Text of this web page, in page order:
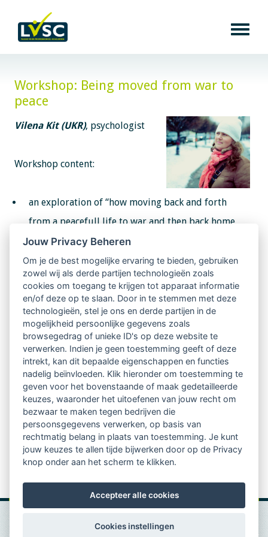
Workshop: Being moved from war to
peace
Vilena Kit (UKR), psychologist
Workshop content:
an exploration of “how moving back and forth
from a peacefull life to war and then back home
again”. Despite the change of personality, life must
go on.
our role of counselors/coaches.
sharing an experience of coaching ex-combatants,
who are no professional military, but went to war
as common workers. Who return after being
soldiers (or commanders) for a certain term in
their companies, professions and occupations to
continue a peaceful life.
sharing with colleagues how people can change
after they came into contact with extreme
conditions and how to make these changes ‘useful’.
Jouw Privacy Beheren
Om je de best mogelijke ervaring te bieden, gebruiken
zowel wij als derde partijen technologieën zoals
cookies om toegang te krijgen tot apparaat informatie
en/of deze op te slaan. Door in te stemmen met deze
technologieën, stel je ons en derde partijen in de
mogelijkheid persoonlijke gegevens zoals
browsegedrag of unieke ID's op deze website te
verwerken. Indien je geen toestemming geeft of deze
intrekt, kan dit bepaalde eigenschappen en functies
nadelig beïnvloeden. Klik hieronder om toestemming te
geven voor het bovenstaande of maak gedetailleerde
keuzes, waaronder het uitoefenen van jouw recht om
bezwaar te maken tegen bedrijven die
persoonsgegevens verwerken, op basis van
rechtmatig belang in plaats van toestemming. Je kunt
jouw keuzes te allen tijde bijwerken door op de Privacy
knop onder aan het scherm te klikken.
Accepteer alle cookies
Cookies instellingen